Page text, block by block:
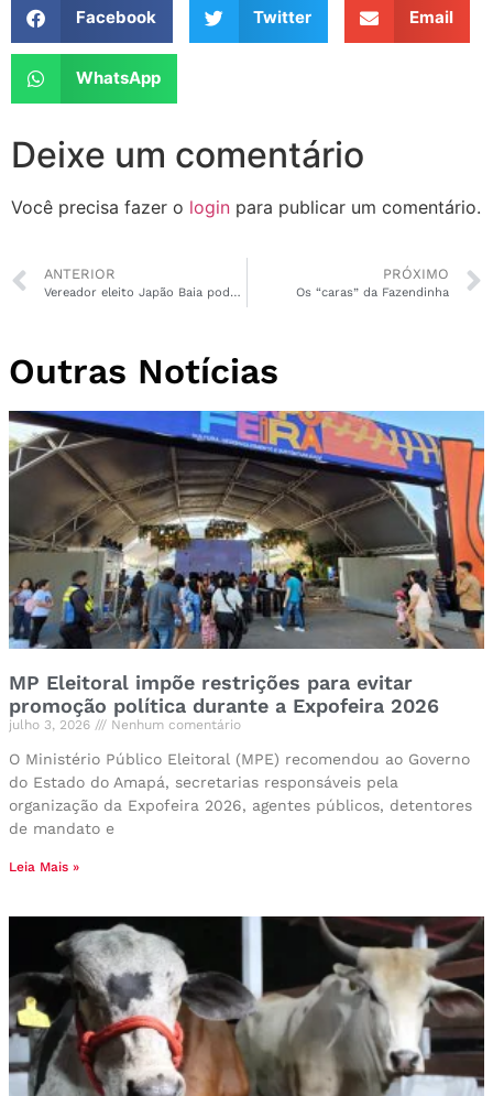
Facebook Twitter Email
WhatsApp
Deixe um comentário
Você precisa fazer o login para publicar um comentário.
ANTERIOR
Vereador eleito Japão Baia pode ser o nome da oposição na disputa pela presidência da CMM
PRÓXIMO
Os “caras” da Fazendinha
Outras Notícias
MP Eleitoral impõe restrições para evitar
promoção política durante a Expofeira 2026
julho 3, 2026 Nenhum comentário
O Ministério Público Eleitoral (MPE) recomendou ao Governo
do Estado do Amapá, secretarias responsáveis pela
organização da Expofeira 2026, agentes públicos, detentores
de mandato e
Leia Mais »